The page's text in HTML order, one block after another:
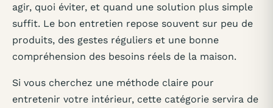
agir, quoi éviter, et quand une solution plus simple
suffit. Le bon entretien repose souvent sur peu de
produits, des gestes réguliers et une bonne
compréhension des besoins réels de la maison.
Si vous cherchez une méthode claire pour
entretenir votre intérieur, cette catégorie servira de